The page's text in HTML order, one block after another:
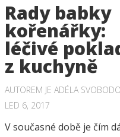
Rady babky
kořenářky:
léčivé
z kuchyně
AUTOREM JE ADÉLA
LED 6, 2017
V současné době je čím